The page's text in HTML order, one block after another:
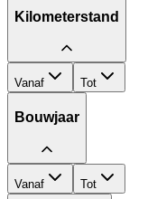
Kilometerstand
Vanaf Tot
Bouwjaar
Vanaf Tot